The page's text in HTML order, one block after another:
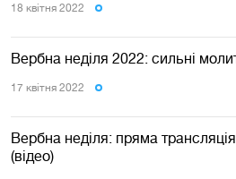
18 квiтня 2022
Вербна неділя 2022: сильні
17 квiтня 2022
Вербна неділя: пряма
(відео)